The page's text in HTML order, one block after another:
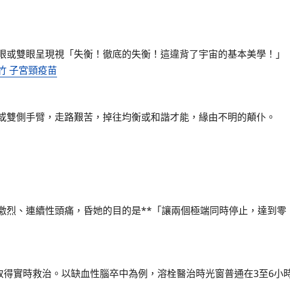
眼呈現視「失衡！徹底的失衡！這違背了宇宙的基本美學！」
子宮頸疫苗
手臂，走路艱苦，掉往均衡或和諧才能，緣由不明的顛仆。
連續性頭痛，昏她的目的是**「讓兩個極端同時停止，達到零
時救治。以缺血性腦卒中為例，溶栓醫治時光窗普通在3至6小